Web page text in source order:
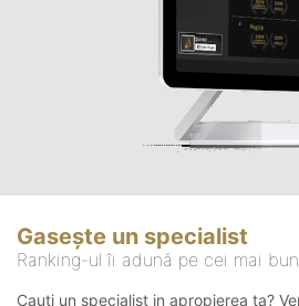
Gasește un specialist
Ranking-ul îi adună pe cei mai
Cauți un specialist in apropierea ta?